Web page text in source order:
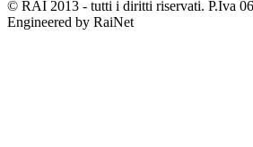
© RAI 2013 - tutti i diritti riservati. P.Iva
Engineered by RaiNet